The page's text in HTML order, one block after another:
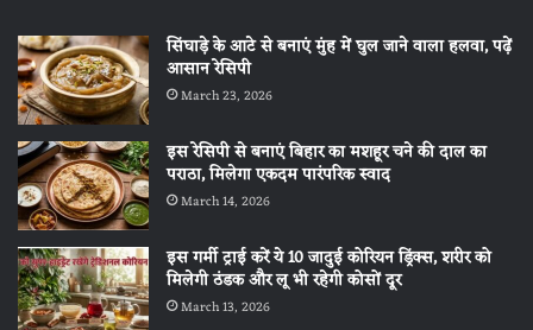
सिंघाड़े के आटे से बनाएं मुंह में घुल जाने वाला हलवा, पढ़ें
आसान रेसिपी
March 23, 2026
इस रेसिपी से बनाएं बिहार का मशहूर चने की दाल का
पराठा, मिलेगा एकदम पारंपरिक स्वाद
March 14, 2026
इस गर्मी ट्राई करें ये 10 जादुई कोरियन ड्रिंक्स, शरीर को
मिलेगी ठंडक और लू भी रहेगी कोसों दूर
March 13, 2026